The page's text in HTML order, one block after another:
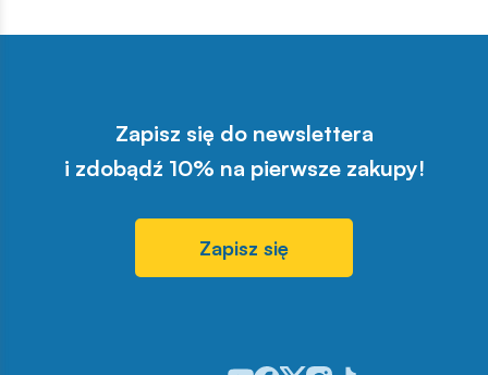
Zapisz się do newslettera
i zdobądź 10% na pierwsze zakupy!
Zapisz się